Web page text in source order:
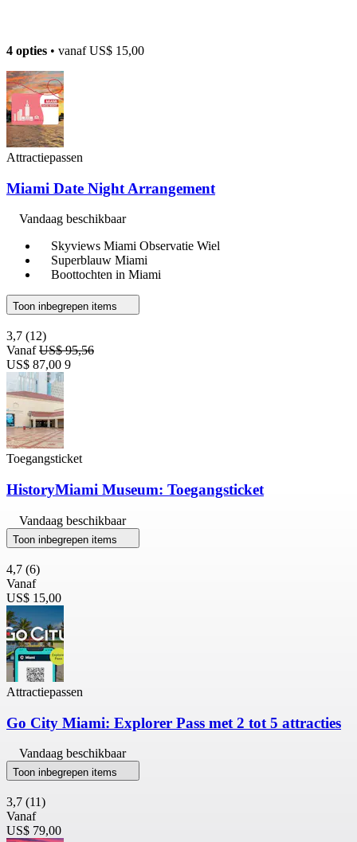
4 opties • vanafUS$ 15,00
Attractiepassen
Miami Date Night Arrangement
Vandaag beschikbaar
Skyviews Miami Observatie Wiel
Superblauw Miami
Boottochten in Miami
Toon inbegrepen items
3,7 (12)
VanafUS$ 95,56
US$ 87,00 9
Toegangsticket
HistoryMiami Museum: Toegangsticket
Vandaag beschikbaar
Toon inbegrepen items
4,7 (6)
Vanaf
US$ 15,00
Attractiepassen
Go City Miami: Explorer Pass met 2 tot 5 attracties
Vandaag beschikbaar
Toon inbegrepen items
3,7 (11)
Vanaf
US$ 79,00